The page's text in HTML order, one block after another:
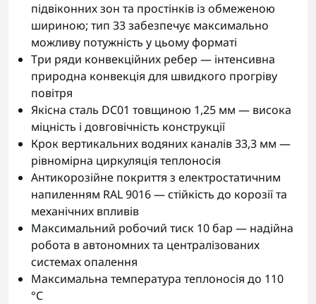
підвіконних зон та простінків із обмеженою
шириною; тип 33 забезпечує максимально
можливу потужність у цьому форматі
Три ряди конвекційних ребер — інтенсивна
природна конвекція для швидкого прогріву
повітря
Якісна сталь DC01 товщиною 1,25 мм — висока
міцність і довговічність конструкції
Крок вертикальних водяних каналів 33,3 мм —
рівномірна циркуляція теплоносія
Антикорозійне покриття з електростатичним
напиленням RAL 9016 — стійкість до корозії та
механічних впливів
Максимальний робочий тиск 10 бар — надійна
робота в автономних та централізованих
системах опалення
Максимальна температура теплоносія до 110
°C